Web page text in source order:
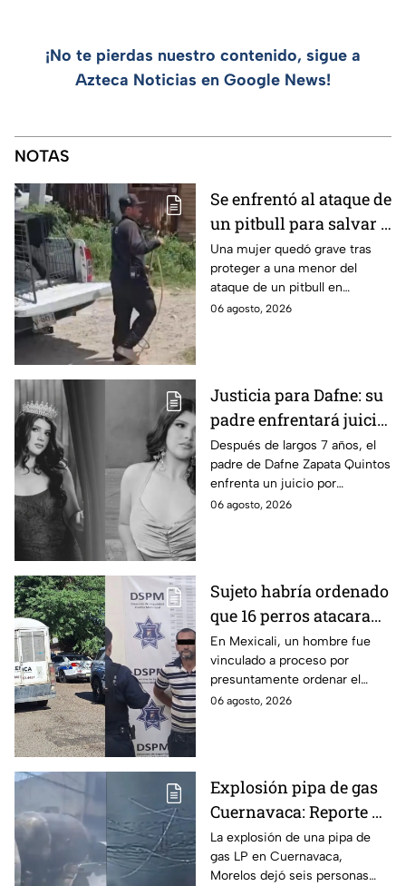
¡No te pierdas nuestro contenido, sigue a
Azteca Noticias en Google News!
NOTAS
Se enfrentó al ataque de
un pitbull para salvar a
una menor; hoy lucha
por su vida en Zapopan
Una mujer quedó grave tras
proteger a una menor del
ataque de un pitbull en
Zapopan; la víctima sufrió
06 agosto, 2026
Justicia para Dafne: su
padre enfrentará juicio
por presunto abuso
cometido en 2019 en
Tamaulipas
Después de largos 7 años, el
padre de Dafne Zapata Quintos
enfrenta un juicio por
presuntamente abusar de la
06 agosto, 2026
Sujeto habría ordenado
que 16 perros atacaran
a su hermana con
discapacidad en
Mexicali, BC
En Mexicali, un hombre fue
vinculado a proceso por
presuntamente ordenar el
ataque de 16 perros contra su
06 agosto, 2026
Explosión pipa de gas
Cuernavaca: Reporte de
víctimas tras estallido
en Morelos
La explosión de una pipa de
gas LP en Cuernavaca,
Morelos dejó seis personas